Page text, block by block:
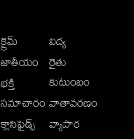
క్రైమ్
జాతీయం
భక్తి
సమాచారం
క్లాసిఫైడ్స్
విద్య
రైతు
కుటుంబం
వాతావరణం
వ్యాపార